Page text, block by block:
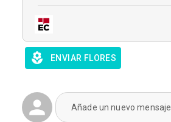
ENVIAR FLORES
Añade un nuevo mensaje